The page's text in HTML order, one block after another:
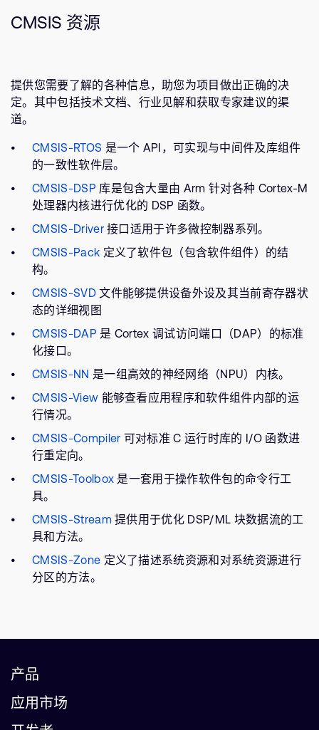
CMSIS 资源
提供您需要了解的各种信息，助您为项目做出正确的决
定。其中包括技术文档、行业见解和获取专家建议的渠
道。
CMSIS-RTOS 是一个 API，可实现与中间件及库组件
的一致性软件层。
CMSIS-DSP 库是包含大量由 Arm 针对各种 Cortex-M
处理器内核进行优化的 DSP 函数。
CMSIS-Driver接口适用于许多微控制器系列。
CMSIS-Pack 定义了软件包（包含软件组件）的结
构。
CMSIS-SVD文件能够提供设备外设及其当前寄存器状
态的详细视图
CMSIS-DAP 是 Cortex 调试访问端口（DAP）的标准
化接口。
CMSIS-NN 是一组高效的神经网络（NPU）内核。
CMSIS-View 能够查看应用程序和软件组件内部的运
行情况。
CMSIS-Compiler 可对标准 C 运行时库的 I/O 函数进
行重定向。
CMSIS-Toolbox 是一套用于操作软件包的命令行工
具。
CMSIS-Stream 提供用于优化 DSP/ML 块数据流的工
具和方法。
CMSIS-Zone 定义了描述系统资源和对系统资源进行
分区的方法。
产品
应用市场